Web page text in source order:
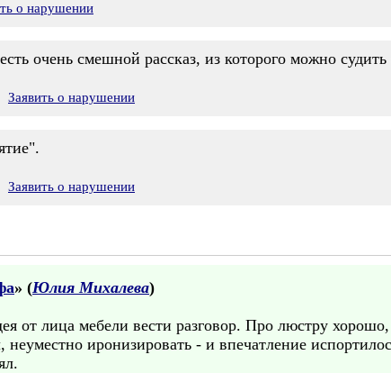
о нарушении
очень смешной рассказ, из которого можно
Заявить о нарушении
Заявить о нарушении
» (Юлия Михалева)
от лица мебели вести разговор. Про люстру
иронизировать - и впечатление